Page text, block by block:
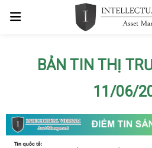
BẢN TIN THỊ
11/06/